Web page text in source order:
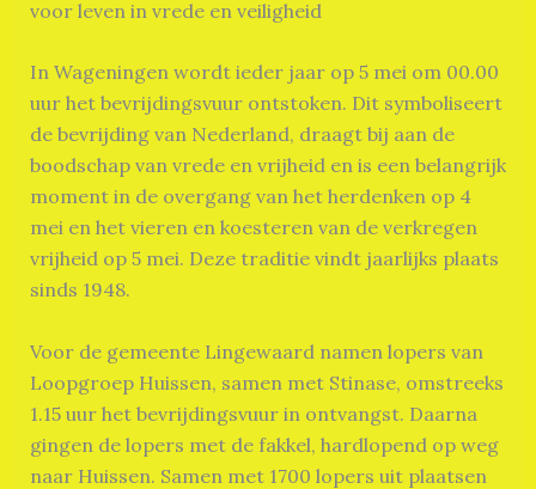
voor leven in vrede en veiligheid
In Wageningen wordt ieder jaar op 5 mei om 00.00
uur het bevrijdingsvuur ontstoken. Dit symboliseert
de bevrijding van Nederland, draagt bij aan de
boodschap van vrede en vrijheid en is een belangrijk
moment in de overgang van het herdenken op 4
mei en het vieren en koesteren van de verkregen
vrijheid op 5 mei. Deze traditie vindt jaarlijks plaats
sinds 1948.
Voor de gemeente Lingewaard namen lopers van
Loopgroep Huissen, samen met Stinase, omstreeks
1.15 uur het bevrijdingsvuur in ontvangst. Daarna
gingen de lopers met de fakkel, hardlopend op weg
naar Huissen. Samen met 1700 lopers uit plaatsen